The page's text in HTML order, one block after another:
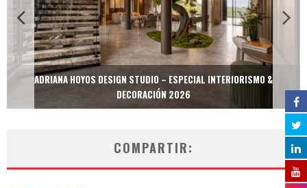
MULTIOFICINAS / AMOBLARE / TREZE – ESPECIAL
DECORACIÓN 2026
COMPARTIR: